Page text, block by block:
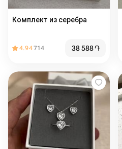
Комплект из серебра
4.94714 38 588֏